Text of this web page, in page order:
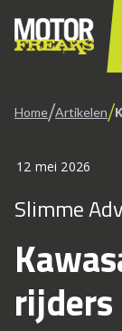
Home/Artikelen/
12 mei 2026
Slimme